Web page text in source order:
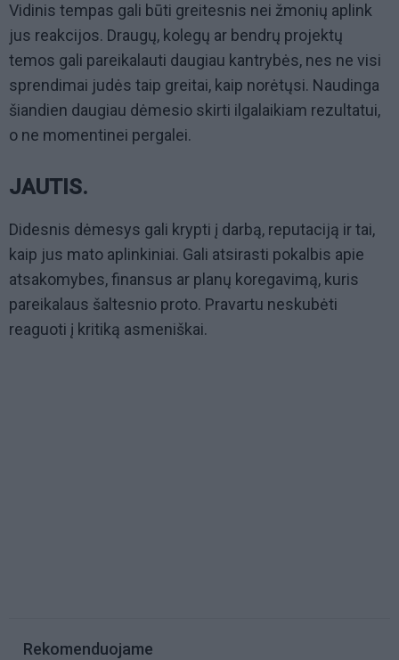
Vidinis tempas gali būti greitesnis nei žmonių aplink
jus reakcijos. Draugų, kolegų ar bendrų projektų
temos gali pareikalauti daugiau kantrybės, nes ne visi
sprendimai judės taip greitai, kaip norėtųsi. Naudinga
šiandien daugiau dėmesio skirti ilgalaikiam rezultatui,
o ne momentinei pergalei.
JAUTIS.
Didesnis dėmesys gali krypti į darbą, reputaciją ir tai,
kaip jus mato aplinkiniai. Gali atsirasti pokalbis apie
atsakomybes, finansus ar planų koregavimą, kuris
pareikalaus šaltesnio proto. Pravartu neskubėti
reaguoti į kritiką asmeniškai.
Rekomenduojame